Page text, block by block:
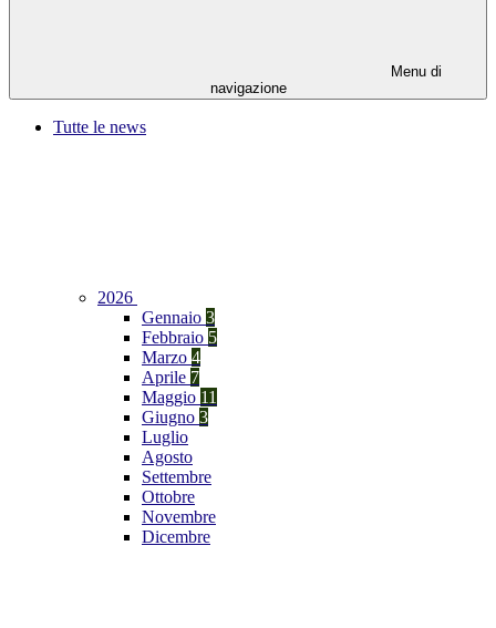
Menu di
navigazione
Tutte le news
2026
Gennaio 3
Febbraio 5
Marzo 4
Aprile 7
Maggio 11
Giugno 3
Luglio
Agosto
Settembre
Ottobre
Novembre
Dicembre